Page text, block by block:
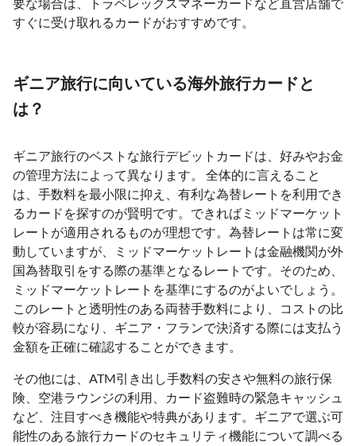
すぐに受け取れるカードがおすすめです。
ギニア旅行に向いている海外旅行カードと
は？
ギニア旅行のベストな旅行デビットカードは、好みやお金
の管理方法によって異なります。 全体的に言えること
は、手数料を最小限に抑え、有利な為替レートを利用でき
るカードを探すのが賢明です。できればミッドマーケット
レートが適用されるものが理想です。為替レートは常に変
動していますが、ミッドマーケットレートは金融機関が外
国為替取引をする際の基準となるレートです。そのため、
ミッドマーケットレートを基準にするのがよいでしょう。
このレートと透明性のある両替手数料により、コストの比
較が容易になり、ギニア・フランで決済する際には支払う
金額を正確に確認することができます。
その他には、ATM引き出し手数料の安さや無料の旅行保
険、空港ラウンジの利用、カード盗難時の緊急キャッシュ
など、注目すべき機能や特典があります。ギニアで選ぶ可
能性のある旅行カードのセキュリティ機能について調べる